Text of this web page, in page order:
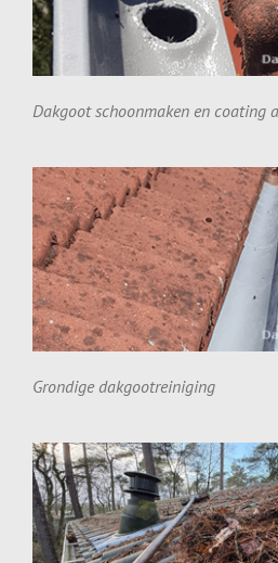
Dakgoot schoonmaken en coating
Grondige dakgootreiniging